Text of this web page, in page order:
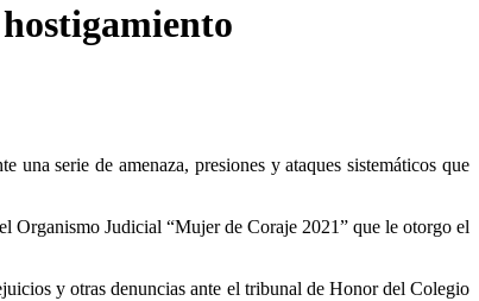
serie de amenaza, presiones y ataques sistemáticos que
Organismo Judicial “Mujer de Coraje 2021” que le otorgo el
y otras denuncias ante el tribunal de Honor del Colegio